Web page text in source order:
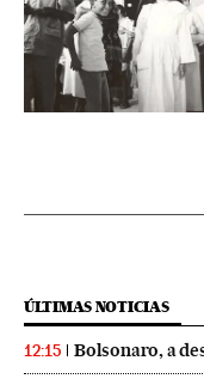
ÚLTIMAS NOTICIAS
12:15 Bolsonaro, a